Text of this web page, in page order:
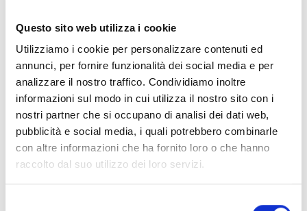
Questo sito web utilizza i cookie
Utilizziamo i cookie per personalizzare contenuti ed
annunci, per fornire funzionalità dei social media e per
analizzare il nostro traffico. Condividiamo inoltre
informazioni sul modo in cui utilizza il nostro sito con i
nostri partner che si occupano di analisi dei dati web,
pubblicità e social media, i quali potrebbero combinarle
con altre informazioni che ha fornito loro o che hanno
raccolto dal suo utilizzo dei loro servizi.
0066710
Collare Titan HD cG M12 168
Per visualizzare i prezzi e acquistare, devi
effettuare il login.